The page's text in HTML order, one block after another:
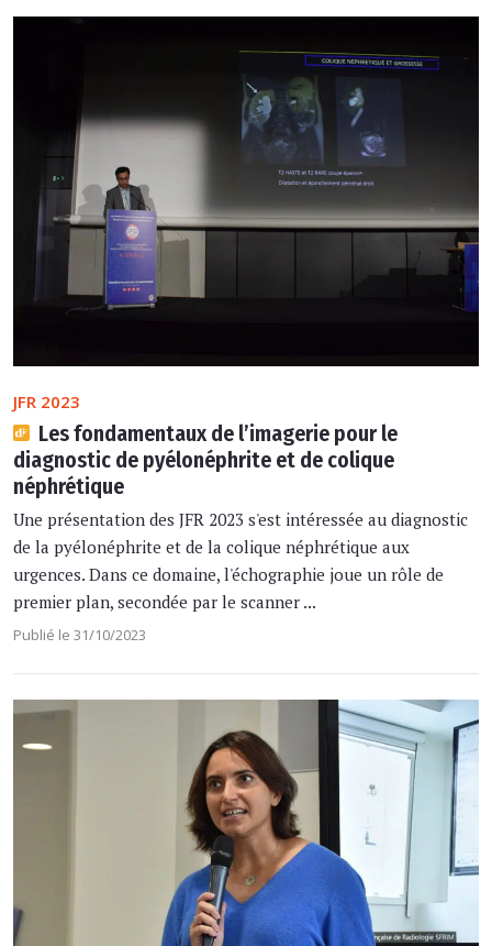
JFR 2023
Les fondamentaux de l’imagerie pour le
diagnostic de pyélonéphrite et de colique
néphrétique
Une présentation des JFR 2023 s'est intéressée au diagnostic
de la pyélonéphrite et de la colique néphrétique aux
urgences. Dans ce domaine, l'échographie joue un rôle de
premier plan, secondée par le scanner ...
Publié le 31/10/2023